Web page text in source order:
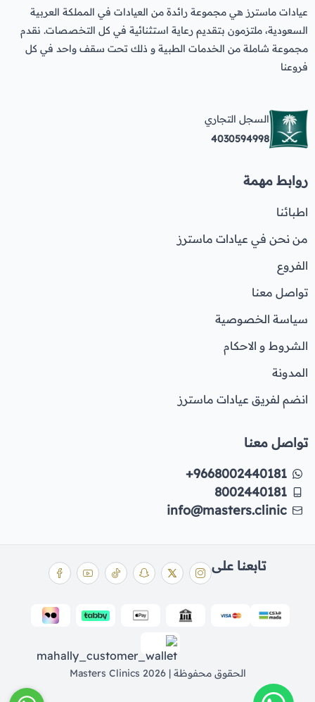
عيادات ماسترز هي مجموعة رائدة من العيادات في المملكة العربية
السعودية، ملتزمون بتقديم رعاية استثنائية في كل التخصصات. نقدم
مجموعة شاملة من الخدمات الطبية و ذلك تحت سقف واحد في كل
فروعنا
السجل التجاري
4030594998
روابط مهمة
اطبائنا
من نحن في عيادات ماسترز
الفروع
تواصل معنا
سياسة الخصوصية
الشروط و الاحكام
المدونة
انضم لفريق عيادات ماسترز
تواصل معنا
+9668002440181
8002440181
info@masters.clinic
الحقوق محفوظة | 2026 Masters Clinics
تابعنا على